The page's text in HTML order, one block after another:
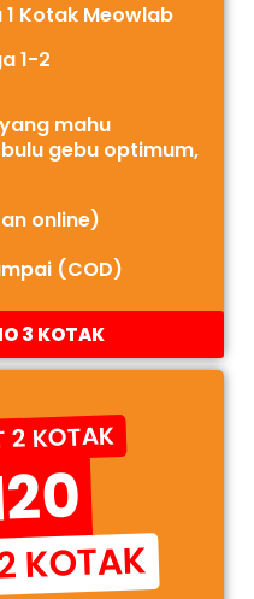
Kotak Meowlab
1-2
mahu
gebu optimum,
online)
(COD)
3 KOTAK
2 KOTAK
KOTAK